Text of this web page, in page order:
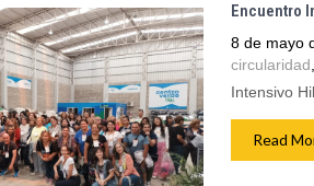
Encuentro
8 de mayo
circularidad
Intensivo
Read